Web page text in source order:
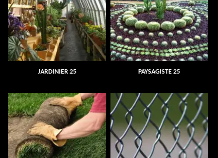
JARDINIER 25 PAYSAGISTE 25